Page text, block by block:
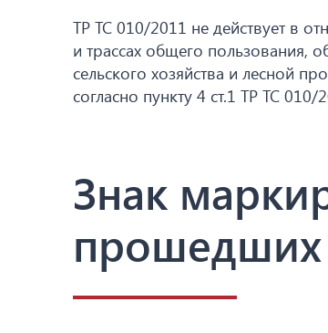
ТР ТС 010/2011 не действует в
и трассах общего пользования,
сельского хозяйства и лесной
согласно пункту 4 ст.1 ТР ТС 010/
Знак
прошедших